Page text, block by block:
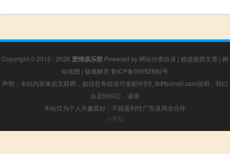
Copyright © 2012 - 2026 爱情俱乐部 Powered by 网站分类目录 | 精选推荐文章 | 网
站地图 | 疑难解答 鲁ICP备09092880号
声明：本站内容来自互联网，如信息有错误可发邮件到f_fb#foxmail.com说明，我们
会及时纠正，谢谢
本站仅为个人兴趣爱好，不接盈利性广告及商业合作
小男孩